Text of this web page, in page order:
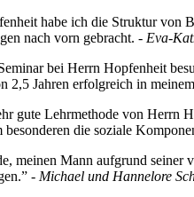
habe ich die Struktur von
nach vorn gebracht. - Eva-
bei Herrn Hopfenheit
Jahren erfolgreich in
gute Lehrmethode von Herrn
die soziale
meinen Mann aufgrund
- Michael und Hannelore